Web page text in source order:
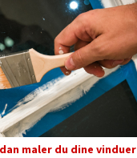
maler du dine vinduer